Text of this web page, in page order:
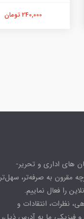
240,000 تومان
های اداری و تحریر-
مقرون به صرفه‌تر، سهل‌تر
را فعال نماییم.
نظرات، انتقادات و